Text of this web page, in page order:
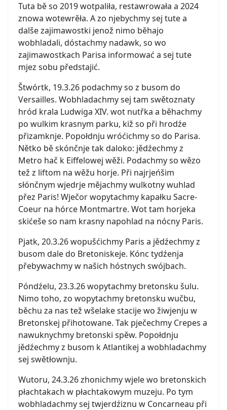
Tuta bě so 2019 wotpaliła, restawrowała a 2024
znowa wotewrěła. A zo njebychmy sej tute a
dalše zajimawostki jenož nimo běhajo
wobhladali, dóstachmy nadawk, so wo
zajimawostkach Parisa informować a sej tute
mjez sobu předstajić.
Štwórtk, 19.3.26 podachmy so z busom do
Versailles. Wobhladachmy sej tam swětoznaty
hród krala Ludwiga XIV. wot nutřka a běhachmy
po wulkim krasnym parku, kiž so při hrodźe
přizamknje. Popołdnju wróćichmy so do Parisa.
Nětko bě skónčnje tak daloko: jědźechmy z
Metro hač k Eiffelowej wěži. Podachmy so wězo
tež z liftom na wěžu horje. Při najrjeńšim
słónčnym wjedrje mějachmy wulkotny wuhlad
přez Paris! Wječor wopytachmy kapałku Sacre-
Coeur na hórce Montmartre. Wot tam horjeka
skićeše so nam krasny napohlad na nócny Paris.
Pjatk, 20.3.26 wopušćichmy Paris a jědźechmy z
busom dale do Bretoniskeje. Kónc tydźenja
přebywachmy w našich hóstnych swójbach.
Póndźelu, 23.3.26 wopytachmy bretonsku šulu.
Nimo toho, zo wopytachmy bretonsku wučbu,
běchu za nas tež wšelake stacije wo žiwjenju w
Bretonskej přihotowane. Tak pječechmy Crepes a
nawuknychmy bretonski spěw. Popołdnju
jědźechmy z busom k Atlantikej a wobhladachmy
sej swětłownju.
Wutoru, 24.3.26 zhonichmy wjele wo bretonskich
płachtakach w płachtakowym muzeju. Po tym
wobhladachmy sej twjerdźiznu w Concarneau při